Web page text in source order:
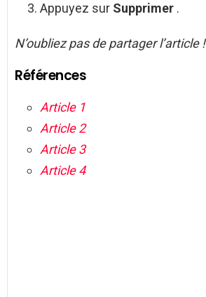
Appuyez sur Supprimer .
N’oubliez pas de partager l’article !
Références
Article 1
Article 2
Article 3
Article 4